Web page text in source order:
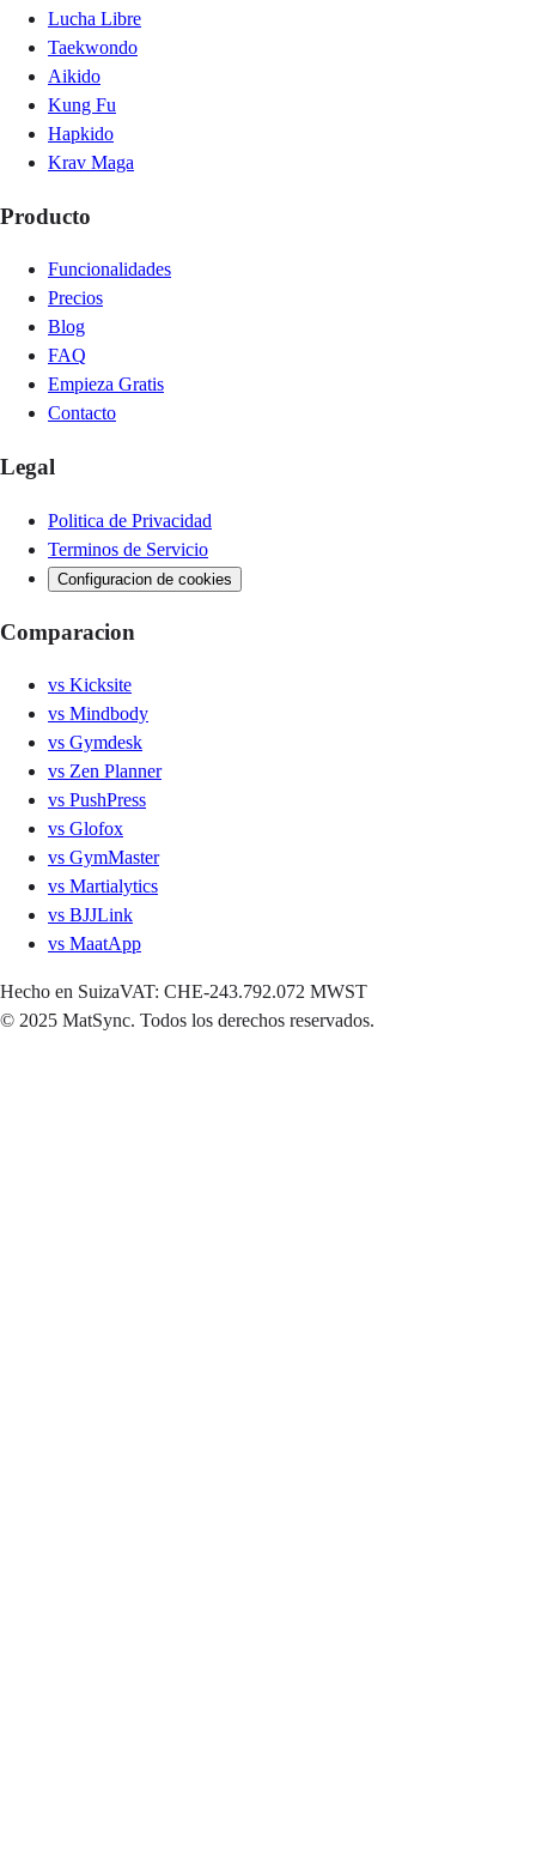
Lucha Libre
Taekwondo
Aikido
Kung Fu
Hapkido
Krav Maga
Producto
Funcionalidades
Precios
Blog
FAQ
Empieza Gratis
Contacto
Legal
Politica de Privacidad
Terminos de Servicio
Configuracion de cookies
Comparacion
vs Kicksite
vs Mindbody
vs Gymdesk
vs Zen Planner
vs PushPress
vs Glofox
vs GymMaster
vs Martialytics
vs BJJLink
vs MaatApp
Hecho en SuizaVAT: CHE-243.792.072 MWST
© 2025 MatSync. Todos los derechos reservados.